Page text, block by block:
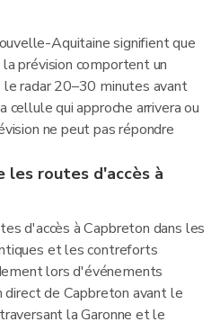
Aquitaine signifient que
prévision comportent un
le radar 20–30 minutes avant
qui approche arrivera ou
ne peut pas répondre
routes d'accès à
d'accès à Capbreton dans les
et les contreforts
lors d'événements
direct de Capbreton avant le
la Garonne et le